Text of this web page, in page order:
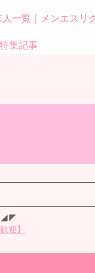
一覧｜メンエスリ
集記事
迎】